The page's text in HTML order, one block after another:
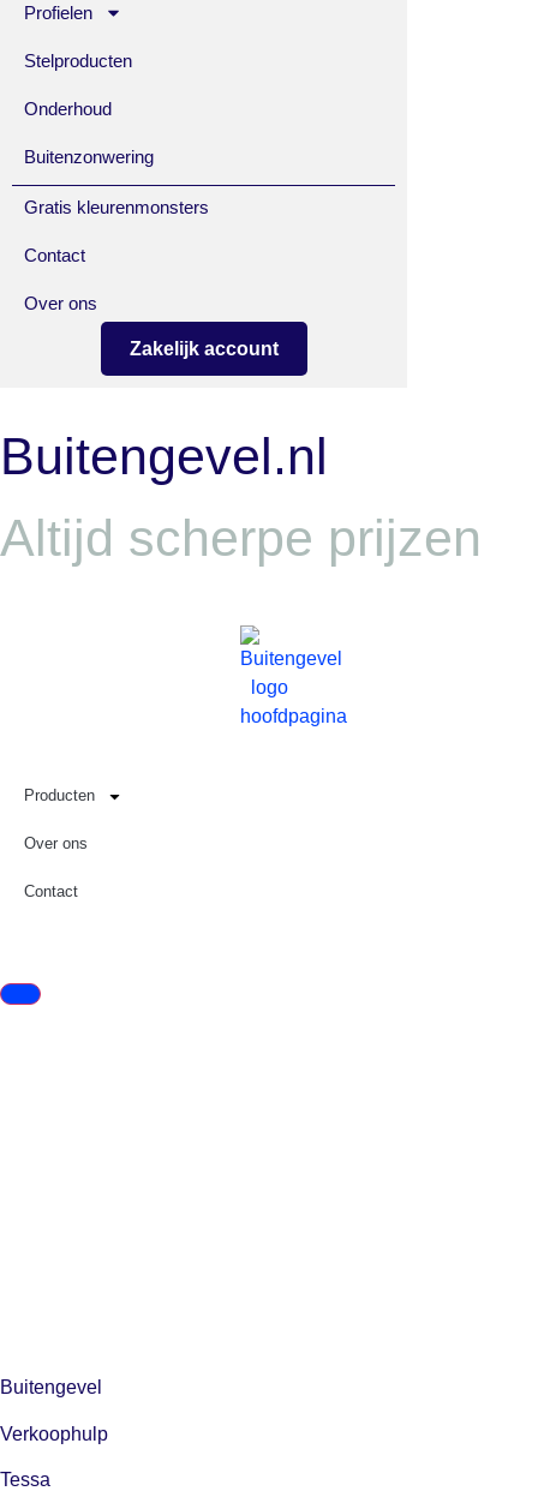
Profielen
Stelproducten
Onderhoud
Buitenzonwering
Gratis kleurenmonsters
Contact
Over ons
Zakelijk account
Buitengevel.nl
Altijd scherpe prijzen
Producten
Over ons
Contact
Buitengevel
Verkoophulp
Tessa